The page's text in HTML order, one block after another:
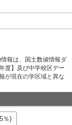
報は、国土数値情報ダ
度】及び中学校区デー
が現在の学区域と異な
％)